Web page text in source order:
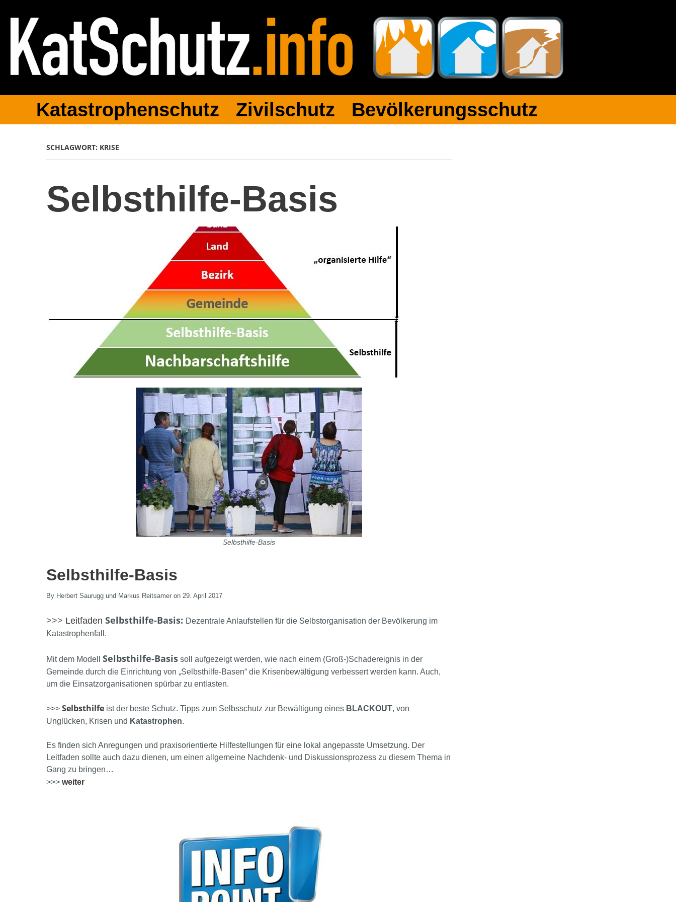
Katastrophenschutz Zivilschutz Bevölkerungsschutz​
SCHLAGWORT: KRISE
Selbsthilfe-Basis
Selbsthilfe-Basis
Selbsthilfe-Basis
By Herbert Saurugg und Markus Reitsamer on 29. April 2017
>>> Leitfaden Selbsthilfe-Basis: Dezentrale Anlaufstellen für die Selbstorganisation der Bevölkerung im
Katastrophenfall.
Mit dem Modell Selbsthilfe-Basis soll aufgezeigt werden, wie nach einem (Groß-)Schadereignis in der
Gemeinde durch die Einrichtung von „Selbsthilfe-Basen“ die Krisenbewältigung verbessert werden kann. Auch,
um die Einsatzorganisationen spürbar zu entlasten.
>>> Selbsthilfe ist der beste Schutz. Tipps zum Selbsschutz zur Bewältigung eines BLACKOUT, von
Unglücken, Krisen und Katastrophen.
Es finden sich Anregungen und praxisorientierte Hilfestellungen für eine lokal angepasste Umsetzung. Der
Leitfaden sollte auch dazu dienen, um einen allgemeine Nachdenk- und Diskussionsprozess zu diesem Thema in
Gang zu bringen…
>>> weiter